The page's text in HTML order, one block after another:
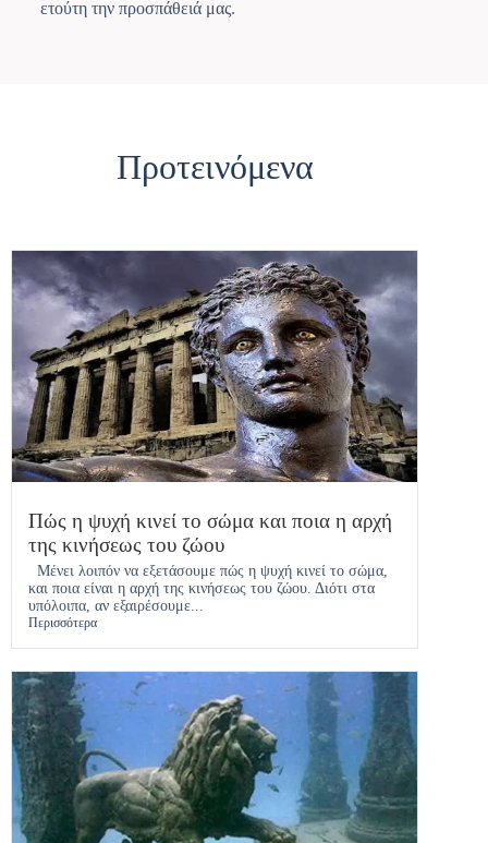
ετούτη την προσπάθειά μας.
Προτεινόμενα
Πώς η ψυχή κινεί το σώμα και ποια η αρχή
της κινήσεως του ζώου
Μένει λοιπόν να εξετάσουμε πώς η ψυχή κινεί το σώμα,
και ποια είναι η αρχή της κινήσεως του ζώου. Διότι στα
υπόλοιπα, αν εξαιρέσουμε...
Περισσότερα